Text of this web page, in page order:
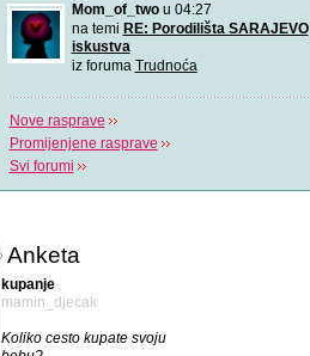
Mom_of_twou 04:27
na temi RE: Porodilišta SARAJEVO
iskustva
iz foruma Trudnoća
Nove rasprave
Promijenjene rasprave
Svi forumi
Anketa
kupanje
mamin_djecak
Koliko cesto kupate svoju